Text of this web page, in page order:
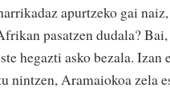
apurtzeko gai
pasatzen dudala?
hegazti asko bezala.
nintzen, Aramaiokoa zela